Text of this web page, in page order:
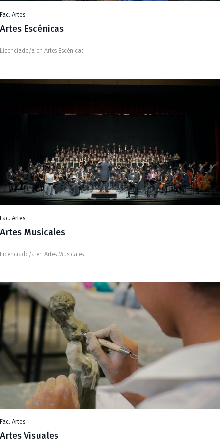
Fac. Artes
Artes Escénicas
Licenciado/a en Artes Escénicas
Fac. Artes
Artes Musicales
Licenciado/a en Artes Musicales
Fac. Artes
Artes Visuales